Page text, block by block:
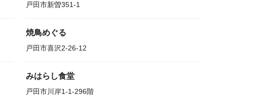
戸田市新曽351-1
焼鳥めぐる
戸田市喜沢2-26-12
みはらし食堂
戸田市川岸1-1-296階